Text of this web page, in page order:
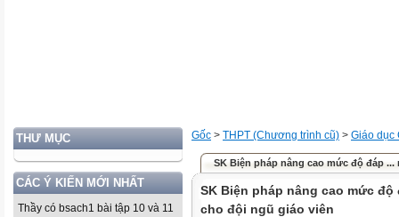
THƯ MỤC
CÁC Ý KIẾN MỚI NHẤT
Thầy có bsach1 bài tập 10 và 11
Gốc > THPT (Chương trình cũ) > Giáo dục
SK Biện pháp nâng cao mức độ đáp ...
SK Biện pháp nâng cao mức
cho đội ngũ giáo viên